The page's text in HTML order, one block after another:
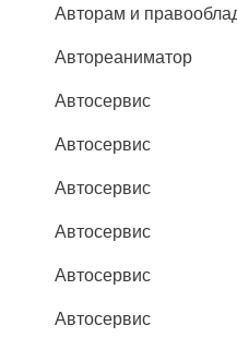
Авторам и
Автореаниматор
Автосервис
Автосервис
Автосервис
Автосервис
Автосервис
Автосервис